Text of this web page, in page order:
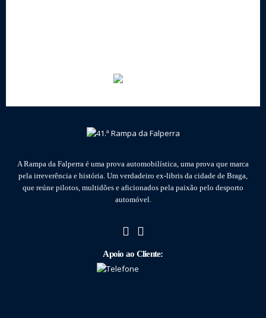
A Rampa da Falperra é uma prova automobilística, uma prova que marca
pela irreverência e história. Um verdadeiro ex-libris da cidade de Braga,
que reúne pilotos, multidões e aficionados pela paixão pelo desporto
automóvel.
Apoio ao Cliente: